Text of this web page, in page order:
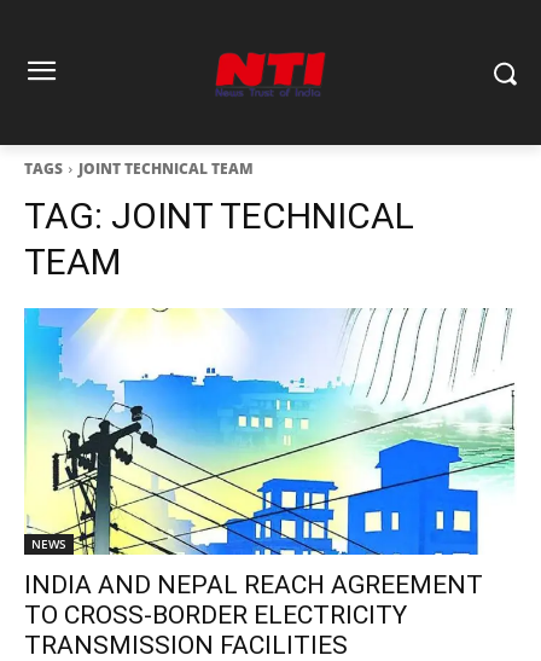
TAGS JOINT TECHNICAL TEAM
TAG: JOINT TECHNICAL
TEAM
NEWS
INDIA AND NEPAL REACH AGREEMENT
TO CROSS-BORDER ELECTRICITY
TRANSMISSION FACILITIES